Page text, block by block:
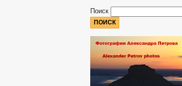
Поиск